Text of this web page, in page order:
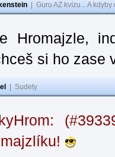
Guru AZ kvízu... A
Hromajzle,
si ho zase
Sudety